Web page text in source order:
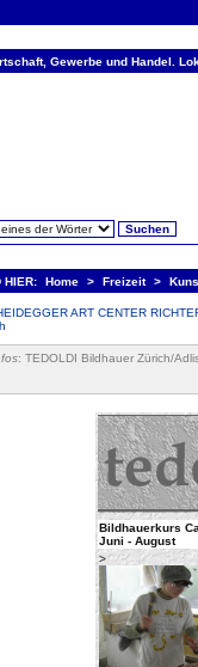
Gewerbe und Handel.
HIER: Home > Freizeit >
ART CENTER
: TEDOLDI Bildhauer Zürich/
Bildhauerkurs
Juni - August
>